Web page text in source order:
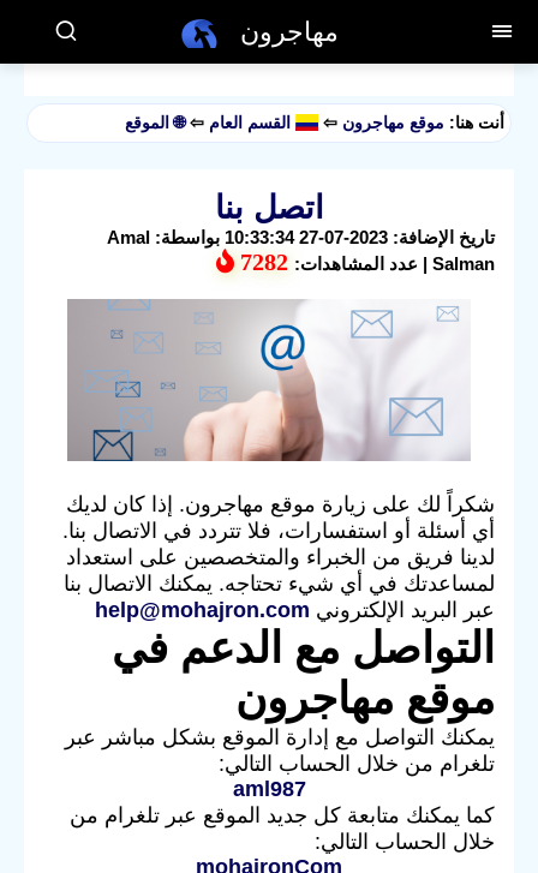
مهاجرون
أنت هنا: موقع مهاجرون ⇦ القسم العام ⇦🌐 الموقع
اتصل بنا
تاريخ الإضافة: 2023-07-27 10:33:34 بواسطة: Amal
Salman | عدد المشاهدات:
7282
شكراً لك على زيارة موقع مهاجرون. إذا كان لديك
أي أسئلة أو استفسارات، فلا تتردد في الاتصال بنا.
لدينا فريق من الخبراء والمتخصصين على استعداد
لمساعدتك في أي شيء تحتاجه. يمكنك الاتصال بنا
عبر البريد الإلكتروني help@mohajron.com
التواصل مع الدعم في
موقع مهاجرون
يمكنك التواصل مع إدارة الموقع بشكل مباشر عبر
تلغرام من خلال الحساب التالي:
aml987
كما يمكنك متابعة كل جديد الموقع عبر تلغرام من
خلال الحساب التالي:
mohajronCom